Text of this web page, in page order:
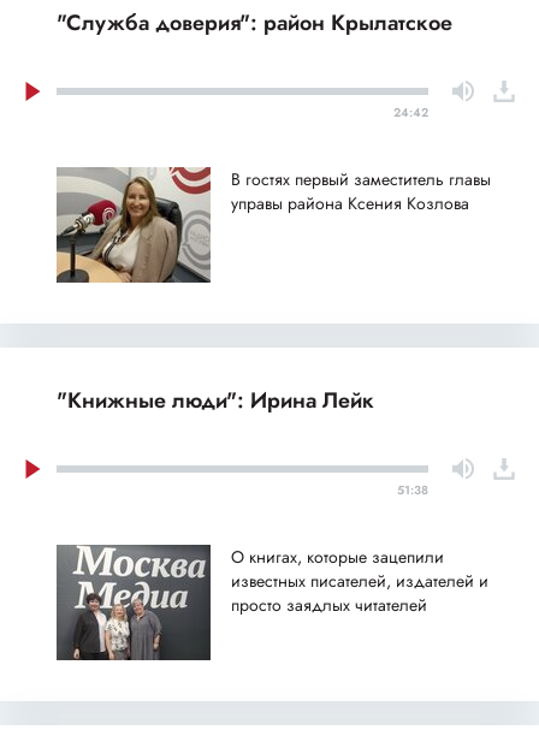
"Служба доверия": район Крылатское
24:42
В гостях первый заместитель главы
управы района Ксения Козлова
"Книжные люди": Ирина Лейк
51:38
О книгах, которые зацепили
известных писателей, издателей и
просто заядлых читателей